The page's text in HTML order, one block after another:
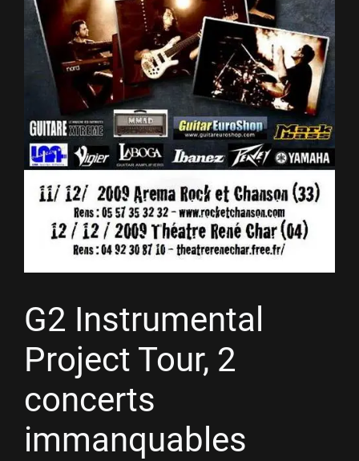
G2 Instrumental
Project Tour, 2
concerts
immanquables